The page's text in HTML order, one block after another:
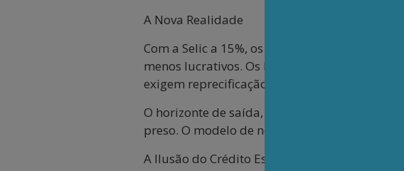
A Nova Realidade
Com a Selic a 15%, os múltiplos de private
menos lucrativos. Os IPOs praticamente
exigem reprecificação para baixo, reduzindo
O horizonte de saída, antes previsível, foi
preso. O modelo de negócio precisava ser
A Ilusão do Crédito Estruturado